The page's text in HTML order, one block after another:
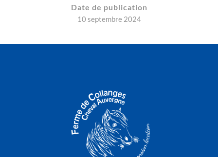
Date de publication
10 septembre 2024